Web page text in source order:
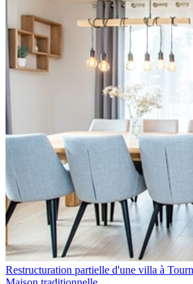
Restructuration partielle d'une villa à